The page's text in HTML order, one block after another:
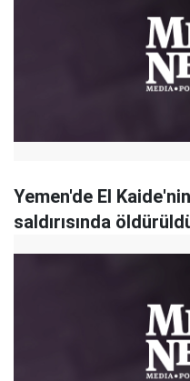
Yemen'de El
saldırısında